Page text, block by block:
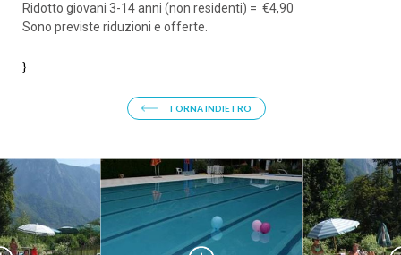
Ridotto giovani 3-14 anni (non residenti) = €4,90
Sono previste riduzioni e offerte.
}
TORNA INDIETRO